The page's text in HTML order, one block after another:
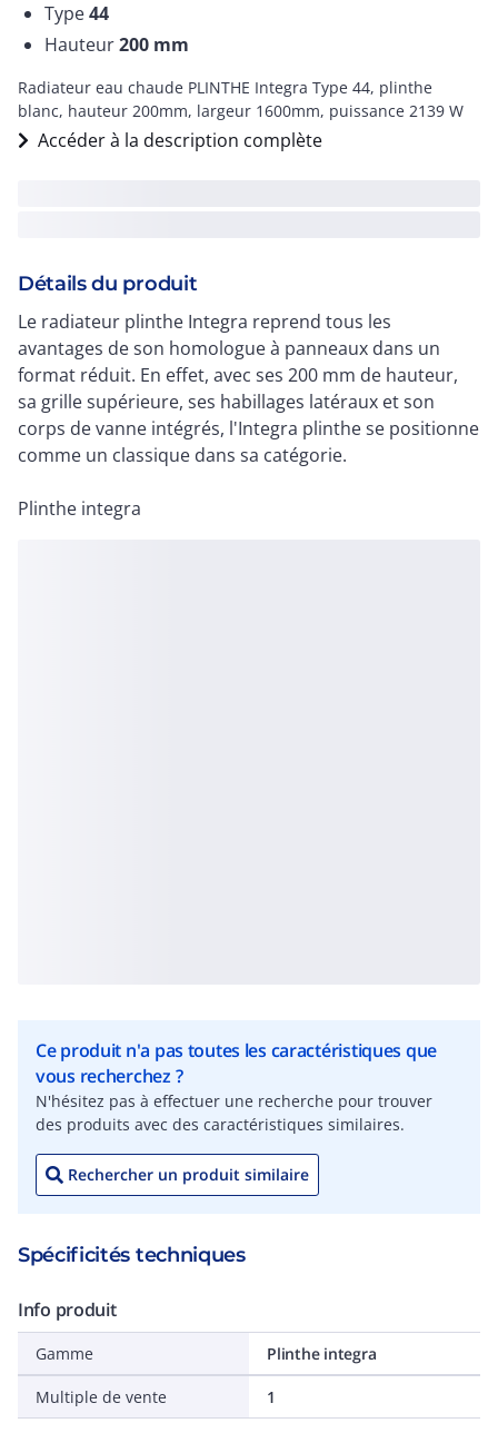
Type44
Hauteur200 mm
Radiateur eau chaude PLINTHE Integra Type 44, plinthe
blanc, hauteur 200mm, largeur 1600mm, puissance 2139 W
Accéder à la description complète
Détails du produit
Le radiateur plinthe Integra reprend tous les
avantages de son homologue à panneaux dans un
format réduit. En effet, avec ses 200 mm de hauteur,
sa grille supérieure, ses habillages latéraux et son
corps de vanne intégrés, l'Integra plinthe se positionne
comme un classique dans sa catégorie.
Plinthe integra
Ce produit n'a pas toutes les caractéristiques que
vous recherchez ?
N'hésitez pas à effectuer une recherche pour trouver
des produits avec des caractéristiques similaires.
Rechercher un produit similaire
Spécificités techniques
Info produit
Gamme Plinthe integra
Multiple de vente 1